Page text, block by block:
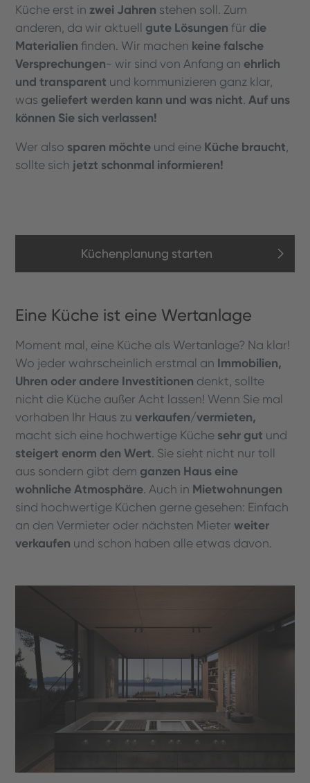
Küche erst in zwei Jahren stehen soll. Zum
anderen, da wir aktuell gute Lösungen für die
Materialien finden. Wir machen keine falsche
Versprechungen- wir sind von Anfang an ehrlich
und transparent und kommunizieren ganz klar,
was geliefert werden kann und was nicht. Auf uns
können Sie sich verlassen!
Wer also sparen möchte und eine Küche braucht,
sollte sich jetzt schonmal informieren!
Küchenplanung starten
Eine Küche ist eine Wertanlage
Moment mal, eine Küche als Wertanlage? Na klar!
Wo jeder wahrscheinlich erstmal an Immobilien,
Uhren oder andere Investitionen denkt, sollte
nicht die Küche außer Acht lassen! Wenn Sie mal
vorhaben Ihr Haus zuverkaufen/vermieten,
macht sich eine hochwertige Küche sehr gut und
steigert enorm den Wert. Sie sieht nicht nur toll
aus sondern gibt dem ganzen Haus eine
wohnliche Atmosphäre. Auch in Mietwohnungen
sind hochwertige Küchen gerne gesehen: Einfach
an den Vermieter oder nächsten Mieterweiter
verkaufen und schon haben alle etwas davon.